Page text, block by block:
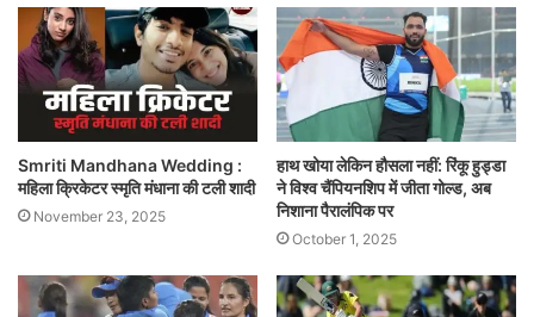
Smriti Mandhana Wedding :
महिला क्रिकेटर स्मृति मंधाना की टली शादी
November 23, 2025
हाथ खोया लेकिन हौसला नहीं: रिंकू हुड्डा
ने विश्व चैंपियनशिप में जीता गोल्ड, अब
निशाना पैरालंपिक पर
October 1, 2025